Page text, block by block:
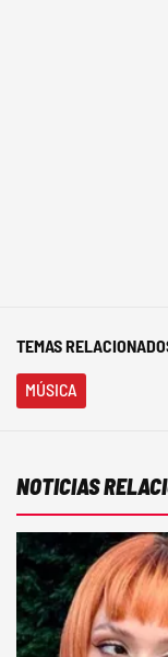
TEMAS
MÚSICA
NOTICIAS